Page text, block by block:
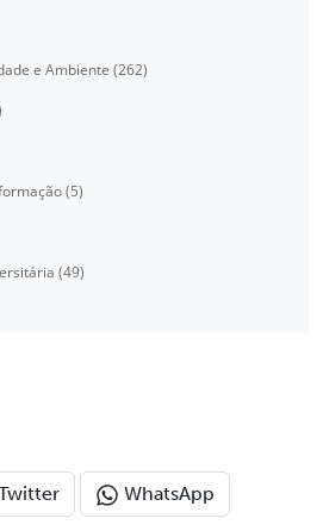
e Ambiente (262)
(5)
(49)
WhatsApp